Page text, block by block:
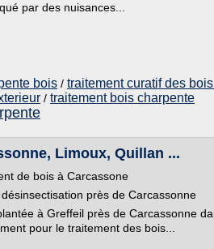
par des nuisances...
bois / traitement curatif des
/ traitement bois charpente
Limoux, Quillan ...
de bois à Carcassone
près de Carcassonne
à Greffeil près de Carcassonne
pour le traitement des bois...